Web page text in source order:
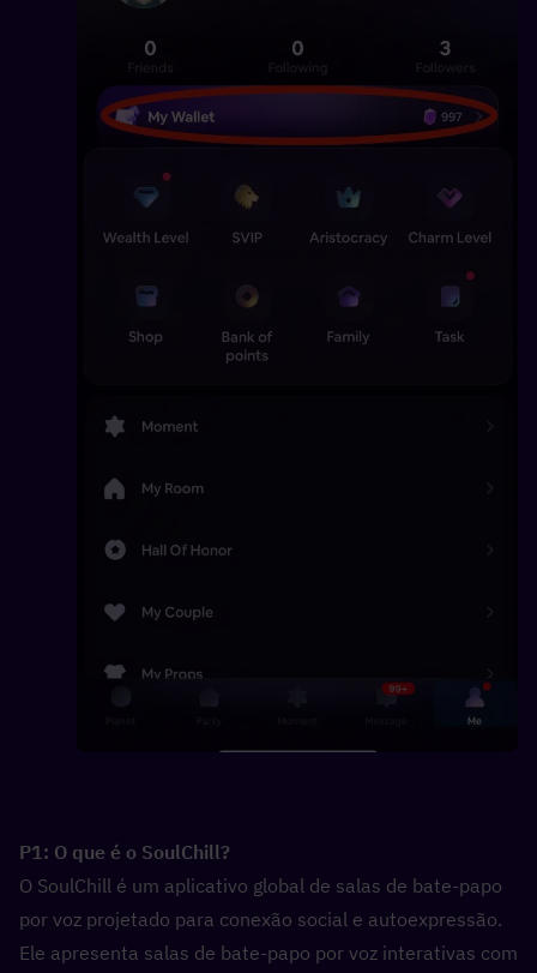
P1: O que é o SoulChill?
O SoulChill é um aplicativo global de salas de bate-papo
por voz projetado para conexão social e autoexpressão.
Ele apresenta salas de bate-papo por voz interativas com